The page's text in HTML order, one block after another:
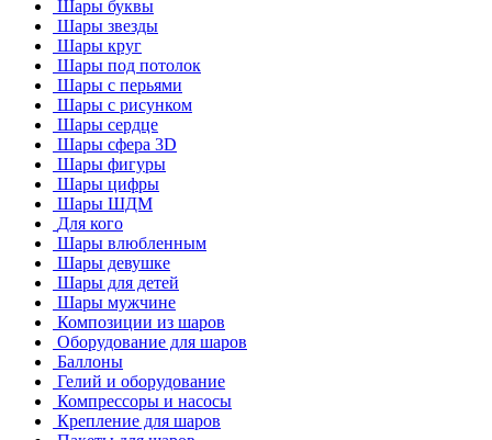
Шары буквы
Шары звезды
Шары круг
Шары под потолок
Шары с перьями
Шары с рисунком
Шары сердце
Шары сфера 3D
Шары фигуры
Шары цифры
Шары ШДМ
Для кого
Шары влюбленным
Шары девушке
Шары для детей
Шары мужчине
Композиции из шаров
Оборудование для шаров
Баллоны
Гелий и оборудование
Компрессоры и насосы
Крепление для шаров